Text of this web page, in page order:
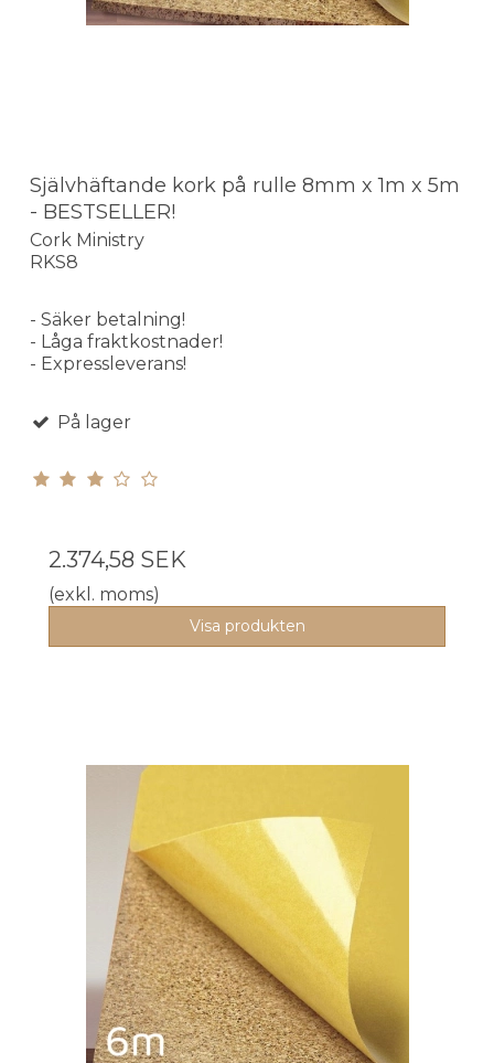
Självhäftande kork på rulle 8mm x 1m x 5m
- BESTSELLER!
Cork Ministry
RKS8
- Säker betalning!
- Låga fraktkostnader!
- Expressleverans!
På lager
2.374,58 SEK
(exkl. moms)
Visa produkten